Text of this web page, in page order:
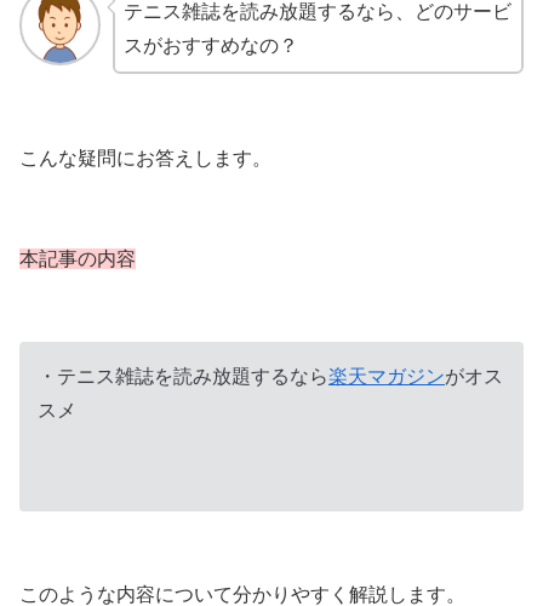
テニス雑誌を読み放題するなら、どのサービ
スがおすすめなの？
こんな疑問にお答えします。
本記事の内容
・テニス雑誌を読み放題するなら楽天マガジンがオス
スメ
このような内容について分かりやすく解説します。